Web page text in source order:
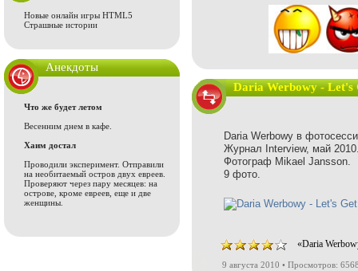
Новые онлайн игры HTML5
Страшные истории
Анекдоты
Что же будет летом
Весенним днем в кафе.
Хаим достал
Проводили эксперимент. Отправили
на необитаемый остров двух евреев.
Проверяют через пару месяцев: на
острове, кроме евреев, еще и две
женщины.
Daria Werbowy - Let's
Daria Werbowy в
Журнал Interview, май
Фотограф Mikael Jansson.
9 фото.
«Daria
9 августа 2010 • Просмотров: